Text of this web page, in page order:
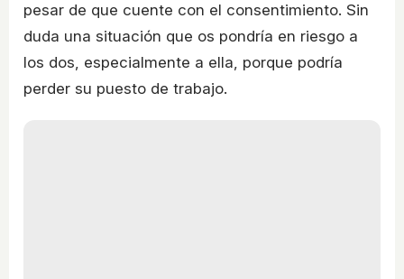
pesar de que cuente con el consentimiento. Sin
duda una situación que os pondría en riesgo a
los dos, especialmente a ella, porque podría
perder su puesto de trabajo.